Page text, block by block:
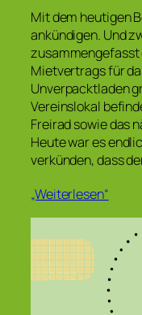
Mit dem heutigen
ankündigen. Und
zusammengefasst
Mietvertrags für
Unverpacktladen
Vereinslokal
Freirad sowie das
Heute war es
verkünden, dass
„Weiterlesen“